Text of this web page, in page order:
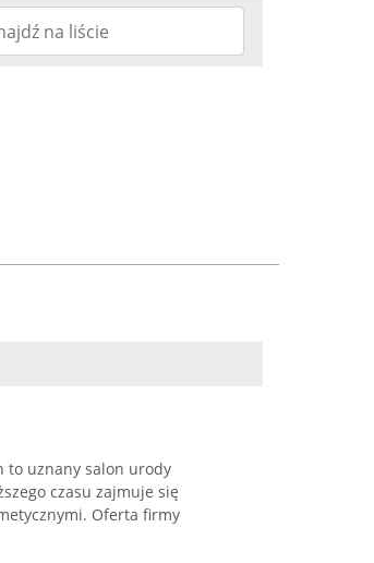
to uznany salon urody
czasu zajmuje się
Oferta firmy